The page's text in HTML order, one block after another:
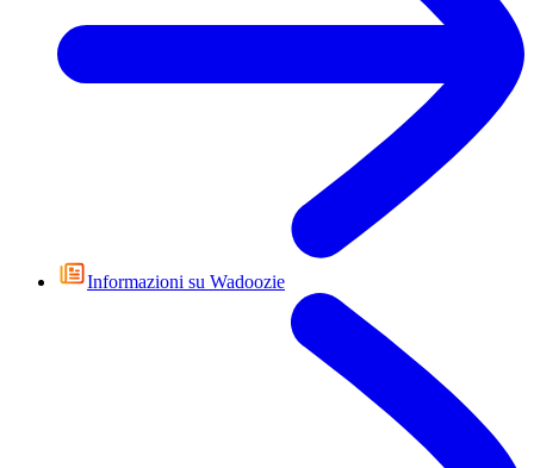
Informazioni su Wadoozie